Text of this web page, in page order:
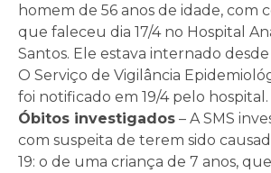
homem de 56 anos de idade, com
que faleceu dia 17/4 no Hospital
Santos. Ele estava internado
O Serviço de Vigilância
foi notificado em 19/4 pelo hospital.
Óbitos investigados – A SMS
com suspeita de terem sido
19: o de uma criança de 7 anos,